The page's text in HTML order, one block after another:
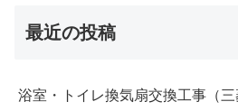
最近の投稿
浴室・トイレ換気扇交換工事（